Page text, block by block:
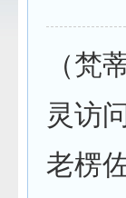
（梵
灵访
老楞